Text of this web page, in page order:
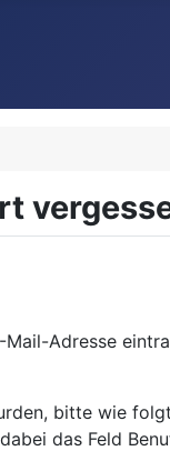
Adresse
bitte wie
das Feld